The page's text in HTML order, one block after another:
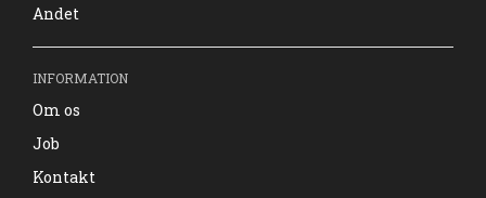
Andet
INFORMATION
Om os
Job
Kontakt